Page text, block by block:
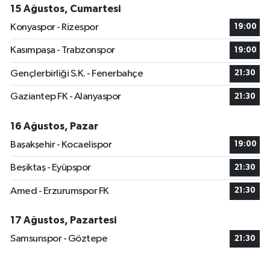
15 Ağustos, Cumartesi
Konyaspor - Rizespor
19:00
Kasımpaşa - Trabzonspor 19:00
Gençlerbirliği S.K. - Fenerbahçe 21:30
Gaziantep FK - Alanyaspor 21:30
16 Ağustos, Pazar
Başakşehir - Kocaelispor
19:00
Beşiktaş - Eyüpspor 21:30
Amed - Erzurumspor FK 21:30
17 Ağustos, Pazartesi
Samsunspor - Göztepe
21:30